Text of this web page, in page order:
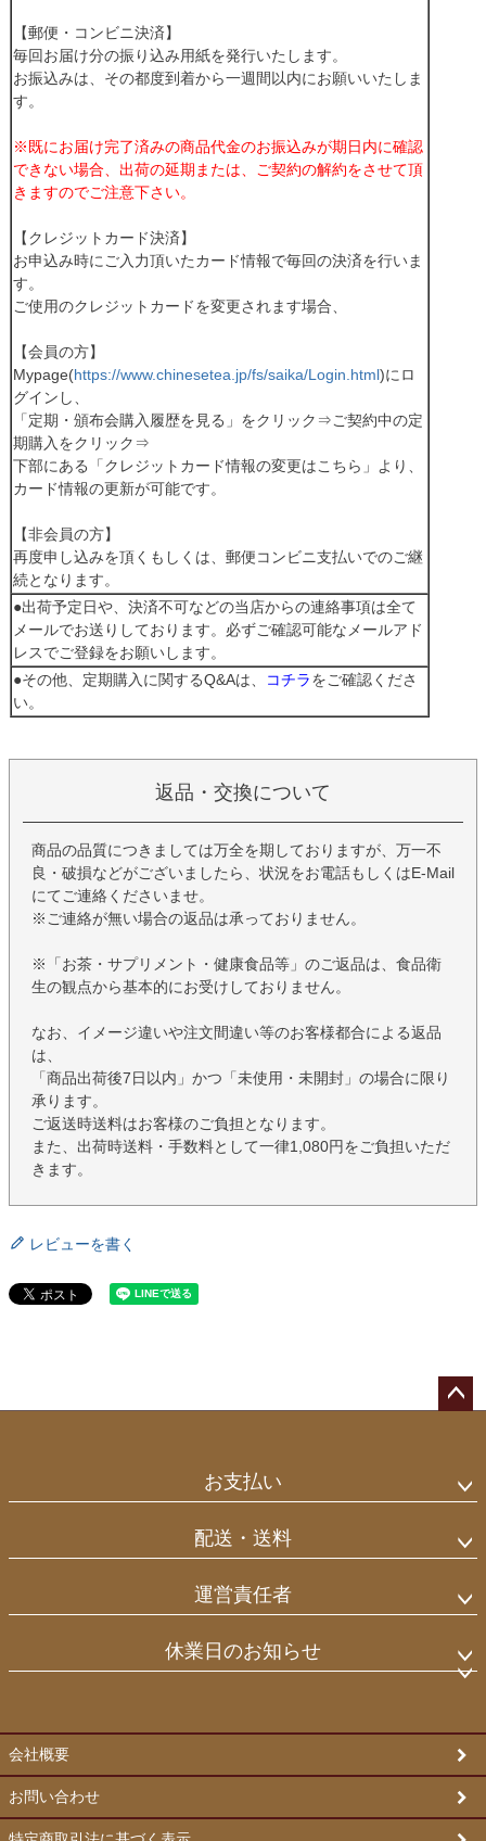
【郵便・コンビニ決済】
毎回お届け分の振り込み用紙を発行いたします。
お振込みは、その都度到着から一週間以内にお願いいたしま
す。
※既にお届け完了済みの商品代金のお振込みが期日内に確認
できない場合、出荷の延期または、ご契約の解約をさせて頂
きますのでご注意下さい。
【クレジットカード決済】
お申込み時にご入力頂いたカード情報で毎回の決済を行いま
す。
ご使用のクレジットカードを変更されます場合、
【会員の方】
Mypage(https://www.chinesetea.jp/fs/saika/Login.html)にロ
グインし、
「定期・頒布会購入履歴を見る」をクリック⇒ご契約中の定
期購入をクリック⇒
下部にある「クレジットカード情報の変更はこちら」より、
カード情報の更新が可能です。
【非会員の方】
再度申し込みを頂くもしくは、郵便コンビニ支払いでのご継
続となります。
●出荷予定日や、決済不可などの当店からの連絡事項は全て
メールでお送りしております。必ずご確認可能なメールアド
レスでご登録をお願いします。
●その他、定期購入に関するQ&Aは、
コチラをご確認くださ
い。
返品・交換について
商品の品質につきましては万全を期しておりますが、万一不
良・破損などがございましたら、状況をお電話もしくはE-Mail
にてご連絡くださいませ。
※ご連絡が無い場合の返品は承っておりません。
※「お茶・サプリメント・健康食品等」のご返品は、食品衛
生の観点から基本的にお受けしておりません。
なお、イメージ違いや注文間違い等のお客様都合による返品
は、
「商品出荷後7日以内」かつ「未使用・未開封」の場合に限り
承ります。
ご返送時送料はお客様のご負担となります。
また、出荷時送料・手数料として一律1,080円をご負担いただ
きます。
レビューを書く
お支払い
配送・送料
運営責任者
休業日のお知らせ
会社概要
お問い合わせ